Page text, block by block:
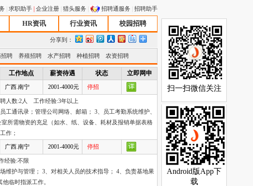
求职助手 企业注册 猎头服务 招聘通服务 招聘助手
HR资讯 行业资讯 校园招聘
分享到：
聘 养殖招聘 水产招聘 种植招聘 农资招聘
工作地点 薪资待遇 状态 立即网申
广西.南宁 2001-4000元 停招
人数:2人 工作经验:3年以上
通讯录；管理公司网络、邮箱； 3、员工考勤系统维护、
所需物资的充足（如水、纸、设备、耗材及报销单据表格
作；
广西.南宁 2001-4000元 停招
经验:不限
维护与管理； 3、对相关人员的技术指导； 4、负责基地果
临时指派工作。